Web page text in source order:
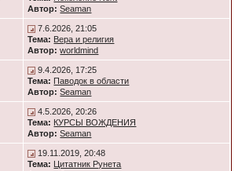
Автор: Seaman
7.6.2026, 21:05
Тема: Вера и религия
Автор: worldmind
9.4.2026, 17:25
Тема: Паводок в области
Автор: Seaman
4.5.2026, 20:26
Тема: КУРСЫ ВОЖДЕНИЯ
Автор: Seaman
19.11.2019, 20:48
Тема: Цитатник Рунета